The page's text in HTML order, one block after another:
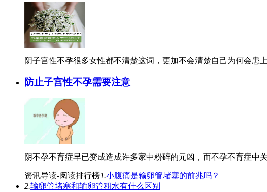
阴子宫性不孕很多女性都不清楚这词，更加不会清楚自己为何会患
防止子宫性不孕需要注意
阴不孕不育症早已变成造成许多家中粉碎的元凶，而不孕不育症中
资讯导读-阅读排行榜1.小腹痛是输卵管堵塞的前兆吗？
2.输卵管堵塞和输卵管积水有什么区别